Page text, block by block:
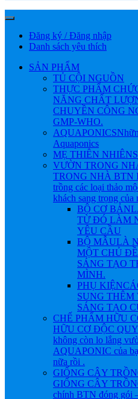
Đăng ký / Đăng nhập
Danh sách yêu thích
SẢN PHẨM
TỦ CỘI NGUỒN
THỰC PHẨM
NĂNG CHẤT
CHUYỀN CÔNG
GMP-WHO.
AQUAPONICS
Aquaponics
MẸ THIÊN NHIÊN
VƯỜN TRONG
TRONG NHÀ BTN
trồng các loại thảo
khách sang trọng của
BỘ CƠ BẢN
TỪ ĐÓ LÀM
YÊU CẦU
BỘ MẪULÀ
MỘT CHỦ
SÁNG TẠO
MÌNH.
PHỤ KIỆN
SUNG
SÁNG TẠO
CHẾ PHẨM HỮU
HỮU CƠ ĐỘC
không còn lo lắng
AQUAPONIC của
nữa rồi .
GIỐNG CÂY
GIỐNG CÂY
chính BTN đóng gói